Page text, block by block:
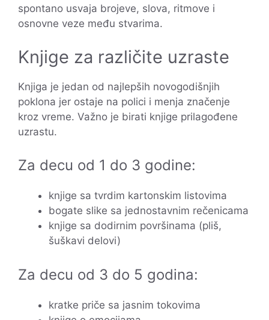
spontano usvaja brojeve, slova, ritmove i
osnovne veze među stvarima.
Knjige za različite uzraste
Knjiga je jedan od najlepših novogodišnjih
poklona jer ostaje na polici i menja značenje
kroz vreme. Važno je birati knjige prilagođene
uzrastu.
Za decu od 1 do 3 godine:
knjige sa tvrdim kartonskim listovima
bogate slike sa jednostavnim rečenicama
knjige sa dodirnim površinama (pliš,
šuškavi delovi)
Za decu od 3 do 5 godina:
kratke priče sa jasnim tokovima